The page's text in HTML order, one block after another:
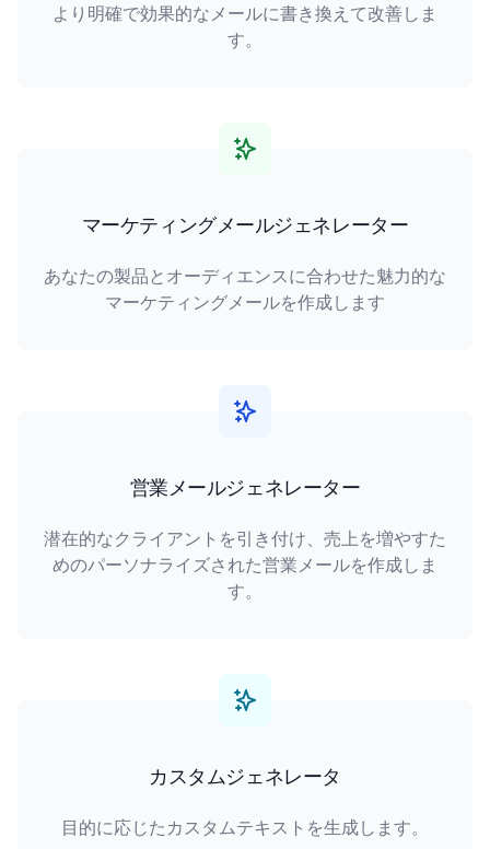
より明確で効果的なメールに書き換えて改善しま
す。
マーケティングメールジェネレーター
あなたの製品とオーディエンスに合わせた魅力的な
マーケティングメールを作成します
営業メールジェネレーター
潜在的なクライアントを引き付け、売上を増やすた
めのパーソナライズされた営業メールを作成しま
す。
カスタムジェネレータ
目的に応じたカスタムテキストを生成します。